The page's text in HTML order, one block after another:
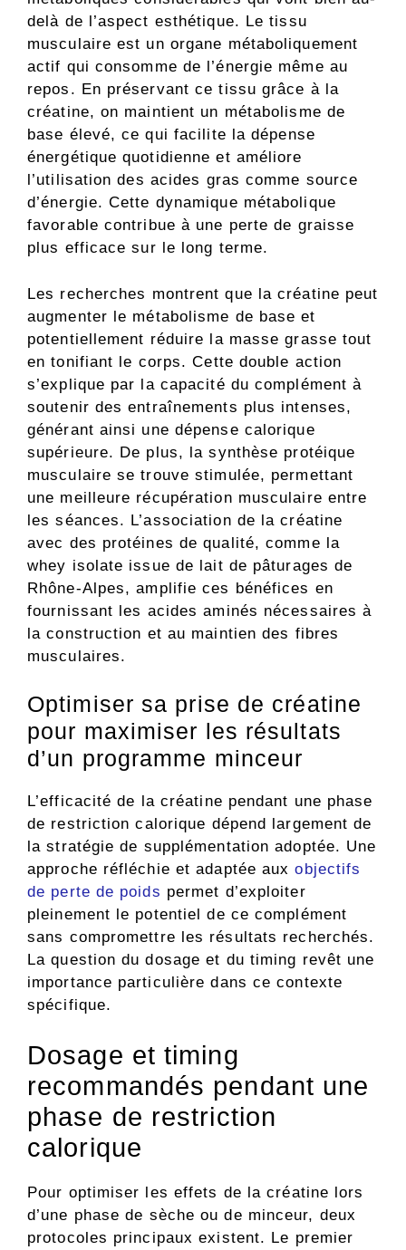
delà de l’aspect esthétique. Le tissu
musculaire est un organe métaboliquement
actif qui consomme de l’énergie même au
repos. En préservant ce tissu grâce à la
créatine, on maintient un métabolisme de
base élevé, ce qui facilite la dépense
énergétique quotidienne et améliore
l’utilisation des acides gras comme source
d’énergie. Cette dynamique métabolique
favorable contribue à une perte de graisse
plus efficace sur le long terme.
Les recherches montrent que la créatine peut
augmenter le métabolisme de base et
potentiellement réduire la masse grasse tout
en tonifiant le corps. Cette double action
s’explique par la capacité du complément à
soutenir des entraînements plus intenses,
générant ainsi une dépense calorique
supérieure. De plus, la synthèse protéique
musculaire se trouve stimulée, permettant
une meilleure récupération musculaire entre
les séances. L’association de la créatine
avec des protéines de qualité, comme la
whey isolate issue de lait de pâturages de
Rhône-Alpes, amplifie ces bénéfices en
fournissant les acides aminés nécessaires à
la construction et au maintien des fibres
musculaires.
Optimiser sa prise de créatine
pour maximiser les résultats
d’un programme minceur
L’efficacité de la créatine pendant une phase
de restriction calorique dépend largement de
la stratégie de supplémentation adoptée. Une
approche réfléchie et adaptée auxobjectifs
de perte de poids permet d’exploiter
pleinement le potentiel de ce complément
sans compromettre les résultats recherchés.
La question du dosage et du timing revêt une
importance particulière dans ce contexte
spécifique.
Dosage et timing
recommandés pendant une
phase de restriction
calorique
Pour optimiser les effets de la créatine lors
d’une phase de sèche ou de minceur, deux
protocoles principaux existent. Le premier